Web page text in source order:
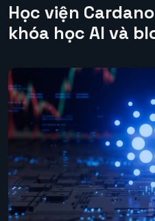
Học viện
khóa học AI và